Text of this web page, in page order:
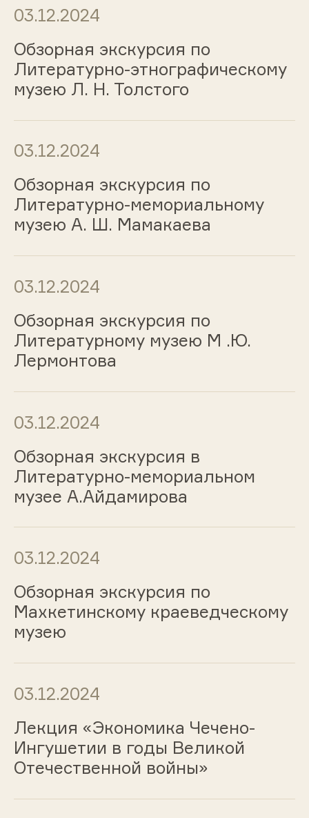
03.12.2024
Обзорная экскурсия по
Литературно-этнографическому
музею Л. Н. Толстого
03.12.2024
Обзорная экскурсия по
Литературно-мемориальному
музею А. Ш. Мамакаева
03.12.2024
Обзорная экскурсия по
Литературному музею М .Ю.
Лермонтова
03.12.2024
Обзорная экскурсия в
Литературно-мемориальном
музее А.Айдамирова
03.12.2024
Обзорная экскурсия по
Махкетинскому краеведческому
музею
03.12.2024
Лекция «Экономика Чечено-
Ингушетии в годы Великой
Отечественной войны»